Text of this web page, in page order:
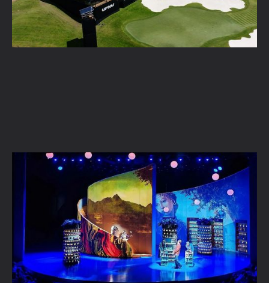
5 podiumontwerpen als inspiratie voor je
volgende project
Lees verder →
Naar alle blogartikelen